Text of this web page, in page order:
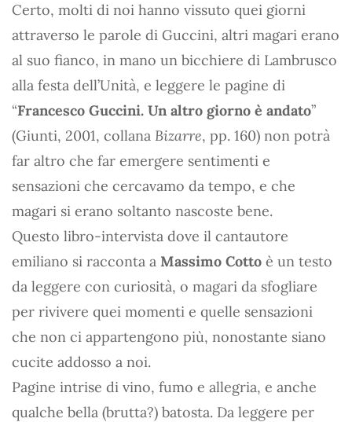
Certo, molti di noi hanno vissuto quei giorni
attraverso le parole di Guccini, altri magari erano
al suo fianco, in mano un bicchiere di Lambrusco
alla festa dell’Unità, e leggere le pagine di
“Francesco Guccini. Un altro giorno è andato”
(Giunti, 2001, collana Bizarre, pp. 160) non potrà
far altro che far emergere sentimenti e
sensazioni che cercavamo da tempo, e che
magari si erano soltanto nascoste bene.
Questo libro-intervista dove il cantautore
emiliano si racconta a Massimo Cotto è un testo
da leggere con curiosità, o magari da sfogliare
per rivivere quei momenti e quelle sensazioni
che non ci appartengono più, nonostante siano
cucite addosso a noi.
Pagine intrise di vino, fumo e allegria, e anche
qualche bella (brutta?) batosta. Da leggere per